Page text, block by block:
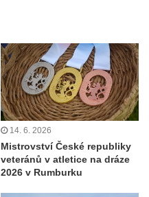
14. 6. 2026
Mistrovství České republiky
veteránů v atletice na dráze
2026 v Rumburku